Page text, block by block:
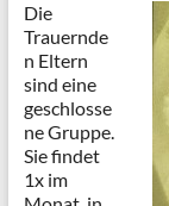
Die
Trauernde
n Eltern
sind eine
geschlosse
ne Gruppe.
Sie findet
1x im